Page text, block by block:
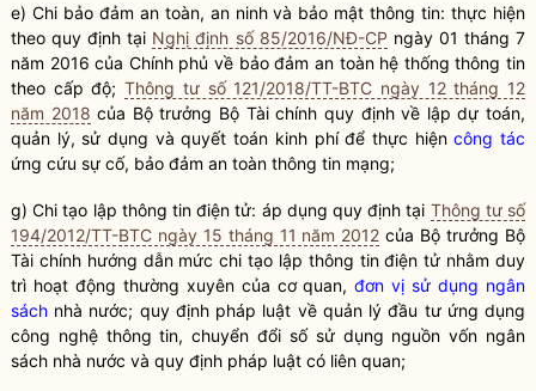
e) Chi bảo đảm an toàn, an ninh và bảo mật thông tin: thực hiện
theo quy định tại Nghị định số 85/2016/NĐ-CP ngày 01 tháng 7
năm 2016 của Chính phủ về bảo đảm an toàn hệ thống thông tin
theo cấp độ;Thông tư số 121/2018/TT-BTC ngày 12 tháng 12
năm 2018 của Bộ trưởng Bộ Tài chính quy định về lập dự toán,
quản lý, sử dụng và quyết toán kinh phí để thực hiệncông tác
ứng cứu sự cố, bảo đảm an toàn thông tin mạng;
g) Chi tạo lập thông tin điện tử: áp dụng quy định tại Thông tư số
194/2012/TT-BTC ngày 15 tháng 11 năm 2012 của Bộ trưởng Bộ
Tài chính hướng dẫn mức chi tạo lập thông tin điện tử nhằm duy
trì hoạt động thường xuyên của cơ quan,đơn vị sử dụng ngân
sách nhà nước; quy định pháp luật về quản lý đầu tư ứng dụng
công nghệ thông tin, chuyển đổi số sử dụng nguồn vốn ngân
sách nhà nước và quy định pháp luật có liên quan;